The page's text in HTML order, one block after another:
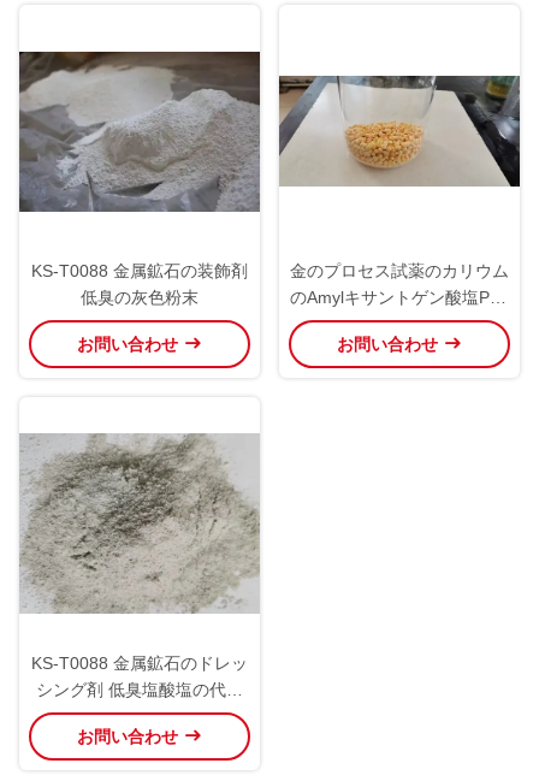
KS-T0088 金属鉱石の装飾剤
低臭の灰色粉末
お問い合わせ
金のプロセス試薬のカリウム
のAmylキサントゲン酸塩PAX
90%の餌Cas 2720 73 2
お問い合わせ
KS-T0088 金属鉱石のドレッ
シング剤 低臭塩酸塩の代替
剤
お問い合わせ